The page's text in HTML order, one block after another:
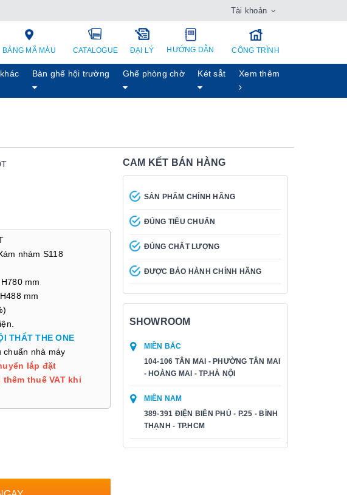
Tài khoản
BẢNG MÃ MÀU CATALOGUE ĐẠI LÝ HƯỚNG DẪN CÔNG TRÌNH
Bàn ghế hội trường Ghế phòng chờ Két sẳt Xem thêm
nhám S118
mm
mm
THẤT THE ONE
chuẩn nhà máy
lắp đặt
thuế VAT khi
CAM KẾT BÁN HÀNG
SẢN PHẨM CHÍNH HÃNG
ĐÚNG TIÊU CHUẨN
ĐÚNG CHẤT LƯỢNG
ĐƯỢC BẢO HÀNH CHÍNH HÃNG
SHOWROOM
MIỀN BẮC
104-106 TÂN MAI - PHƯỜNG TÂN MAI
- HOÀNG MAI - TP.HÀ NỘI
MIỀN NAM
389-391 ĐIỆN BIÊN PHỦ - P.25 - BÌNH
THẠNH - TP.HCM